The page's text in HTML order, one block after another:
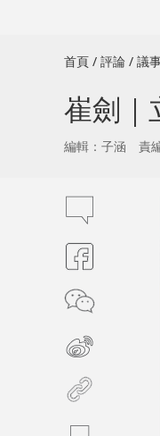
首頁 / 評論 / 議
崔劍｜
編輯：子涵 責